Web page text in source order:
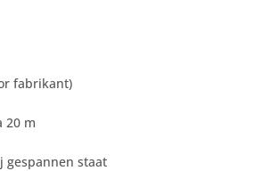
fabrikant)
20 m
gespannen staat